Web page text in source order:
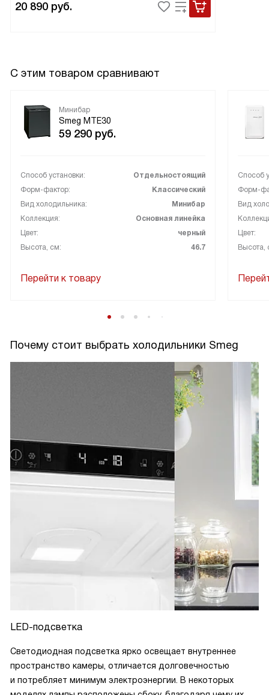
20 890 руб.
С этим товаром сравнивают
Минибар
Smeg MTE30
59 290 руб.
Способ установки:
Отдельностоящий
Форм-фактор:
Классический
Вид холодильника:
Минибар
Коллекция:
Основная линейка
Цвет:
черный
Высота, см:
46.7
Перейти к товару
Способ
Форм-
Вид
Цвет:
Высота,
Почему стоит выбрать холодильники Smeg
LED-подсветка
Светодиодная подсветка ярко освещает внутреннее
пространство камеры, отличается долговечностью
и потребляет минимум электроэнергии. В некоторых